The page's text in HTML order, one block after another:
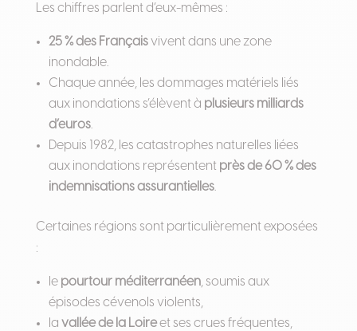
Les chiffres parlent d’eux-mêmes :
25 % des Françaisvivent dans une zone
inondable.
Chaque année, les dommages matériels liés
aux inondations s’élèvent à plusieurs milliards
d’euros.
Depuis 1982, les catastrophes naturelles liées
aux inondations représentent près de 60 % des
indemnisations assurantielles.
Certaines régions sont particulièrement exposées
:
le pourtour méditerranéen, soumis aux
épisodes cévenols violents,
la vallée de la Loireet ses crues fréquentes,